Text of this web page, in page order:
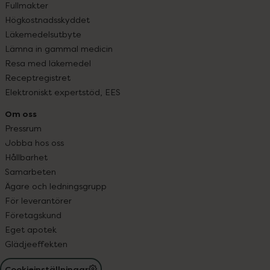
Fullmakter
Högkostnadsskyddet
Läkemedelsutbyte
Lämna in gammal medicin
Resa med läkemedel
Receptregistret
Elektroniskt expertstöd, EES
Om oss
Pressrum
Jobba hos oss
Hållbarhet
Samarbeten
Ägare och ledningsgrupp
För leverantörer
Företagskund
Eget apotek
Glädjeeffekten